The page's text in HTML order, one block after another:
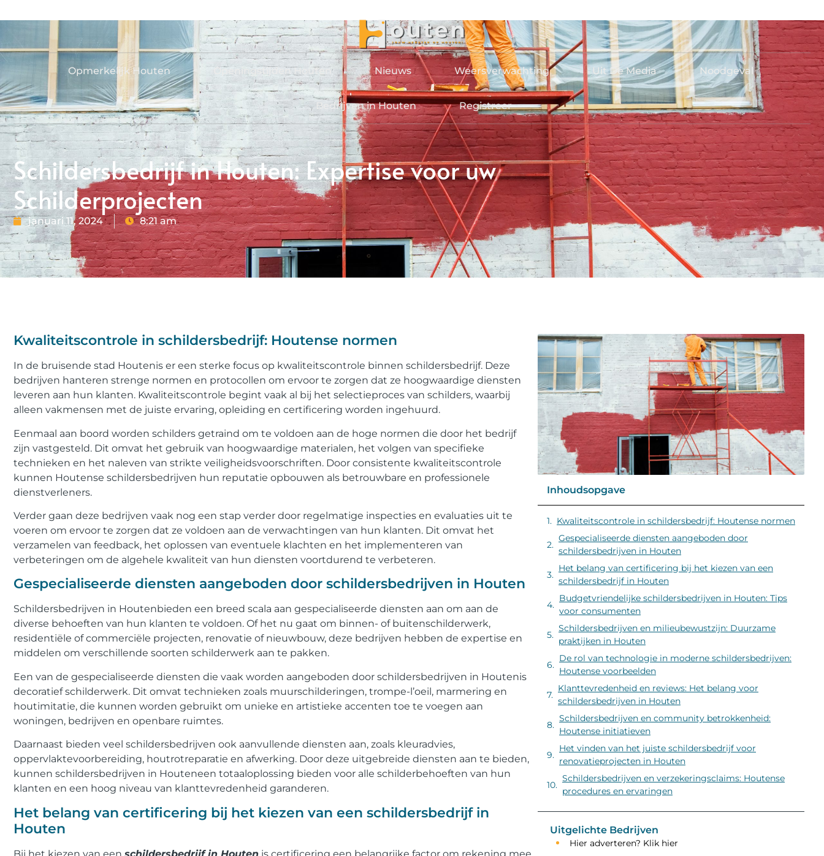
Opmerkelijk Houten Openingstijden Houten Nieuws Weersverwachting Uit De Media Noodgeval
Bedrijven in Houten Registreer
Schildersbedrijf in Houten: Expertise voor uw
Schilderprojecten
januari 11, 2024 8:21 am
Kwaliteitscontrole in schildersbedrijf: Houtense normen
In de bruisende stad Houtenis er een sterke focus op kwaliteitscontrole binnen schildersbedrijf. Deze
bedrijven hanteren strenge normen en protocollen om ervoor te zorgen dat ze hoogwaardige diensten
leveren aan hun klanten. Kwaliteitscontrole begint vaak al bij het selectieproces van schilders, waarbij
alleen vakmensen met de juiste ervaring, opleiding en certificering worden ingehuurd.
Eenmaal aan boord worden schilders getraind om te voldoen aan de hoge normen die door het bedrijf
zijn vastgesteld. Dit omvat het gebruik van hoogwaardige materialen, het volgen van specifieke
technieken en het naleven van strikte veiligheidsvoorschriften. Door consistente kwaliteitscontrole
kunnen Houtense schildersbedrijven hun reputatie opbouwen als betrouwbare en professionele
dienstverleners.
Verder gaan deze bedrijven vaak nog een stap verder door regelmatige inspecties en evaluaties uit te
voeren om ervoor te zorgen dat ze voldoen aan de verwachtingen van hun klanten. Dit omvat het
verzamelen van feedback, het oplossen van eventuele klachten en het implementeren van
verbeteringen om de algehele kwaliteit van hun diensten voortdurend te verbeteren.
Gespecialiseerde diensten aangeboden door schildersbedrijven in Houten
Schildersbedrijven in Houtenbieden een breed scala aan gespecialiseerde diensten aan om aan de
diverse behoeften van hun klanten te voldoen. Of het nu gaat om binnen- of buitenschilderwerk,
residentiële of commerciële projecten, renovatie of nieuwbouw, deze bedrijven hebben de expertise en
middelen om verschillende soorten schilderwerk aan te pakken.
Een van de gespecialiseerde diensten die vaak worden aangeboden door schildersbedrijven in Houtenis
decoratief schilderwerk. Dit omvat technieken zoals muurschilderingen, trompe-l’oeil, marmering en
houtimitatie, die kunnen worden gebruikt om unieke en artistieke accenten toe te voegen aan
woningen, bedrijven en openbare ruimtes.
Daarnaast bieden veel schildersbedrijven ook aanvullende diensten aan, zoals kleuradvies,
oppervlaktevoorbereiding, houtrotreparatie en afwerking. Door deze uitgebreide diensten aan te bieden,
kunnen schildersbedrijven in Houteneen totaaloplossing bieden voor alle schilderbehoeften van hun
klanten en een hoog niveau van klanttevredenheid garanderen.
Het belang van certificering bij het kiezen van een schildersbedrijf in
Houten
Bij het kiezen van een schildersbedrijf in Houten is certificering een belangrijke factor om rekening mee
Inhoudsopgave
Kwaliteitscontrole in schildersbedrijf: Houtense normen
Gespecialiseerde diensten aangeboden door
schildersbedrijven in Houten
Het belang van certificering bij het kiezen van een
schildersbedrijf in Houten
Budgetvriendelijke schildersbedrijven in Houten: Tips
voor consumenten
Schildersbedrijven en milieubewustzijn: Duurzame
praktijken in Houten
De rol van technologie in moderne schildersbedrijven:
Houtense voorbeelden
Klanttevredenheid en reviews: Het belang voor
schildersbedrijven in Houten
Schildersbedrijven en community betrokkenheid:
Houtense initiatieven
Het vinden van het juiste schildersbedrijf voor
renovatieprojecten in Houten
Schildersbedrijven en verzekeringsclaims: Houtense
procedures en ervaringen
Uitgelichte Bedrijven
Hier adverteren? Klik hier